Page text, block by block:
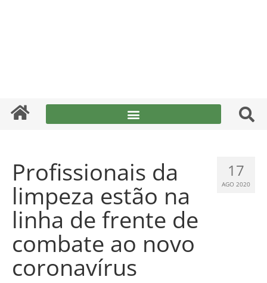
17
AGO 2020
Profissionais da
limpeza estão na
linha de frente de
combate ao novo
coronavírus